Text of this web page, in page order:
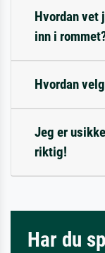
Hvordan vet
inn i
Hvordan
Jeg er
riktig!
Har du